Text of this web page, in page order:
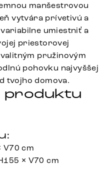
manšestrovou
vytvára prívetivú a
umiestniť a
priestorovej
pružinovým
pohovku najvyššej
tvojho domova.
produktu
V70 cm
× V70 cm